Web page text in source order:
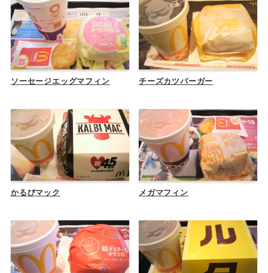
ソーセージエッグマフィン チーズカツバーガー
かるびマック メガマフィン